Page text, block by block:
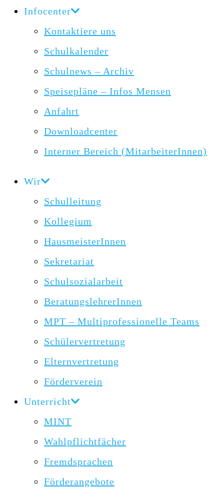
Infocenter
Kontaktiere uns
Schulkalender
Schulnews – Archiv
Speisepläne – Infos Mensen
Anfahrt
Downloadcenter
Interner Bereich (MitarbeiterInnen)
Wir
Schulleitung
Kollegium
HausmeisterInnen
Sekretariat
Schulsozialarbeit
BeratungslehrerInnen
MPT – Multiprofessionelle Teams
Schülervertretung
Elternvertretung
Förderverein
Unterricht
MINT
Wahlpflichtfächer
Fremdsprachen
Förderangebote